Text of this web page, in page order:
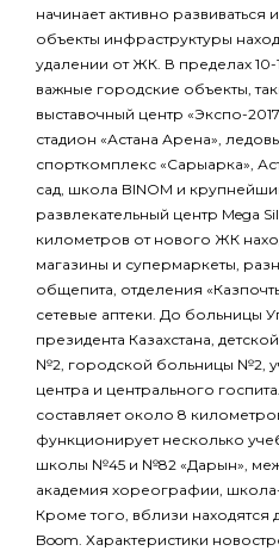
начинает активно развиваться
объекты инфраструктуры
удалении от ЖК. В пределах
важные городские объекты,
выставочный центр «Экспо-
стадион «Астана Арена»,
спорткомплекс «Сарыарка»,
сад, школа BINOM и
развлекательный центр Mega
километров от нового ЖК
магазины и супермаркеты,
общепита, отделения
сетевые аптеки. До больницы
президента Казахстана,
№2, городской больницы №2,
центра и центрального
составляет около 8
функционирует несколько
школы №45 и №82 «Дарын»,
академия хореографии,
Кроме того, вблизи находятся
Boom. Характеристики